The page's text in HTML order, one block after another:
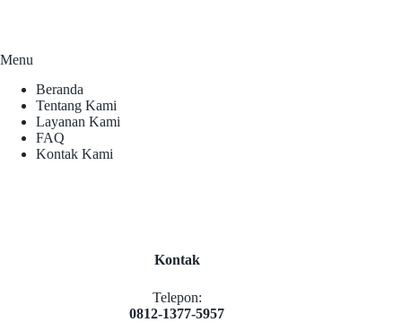
Menu
Beranda
Tentang Kami
Layanan Kami
FAQ
Kontak Kami
Kontak
Telepon:
0812-1377-5957